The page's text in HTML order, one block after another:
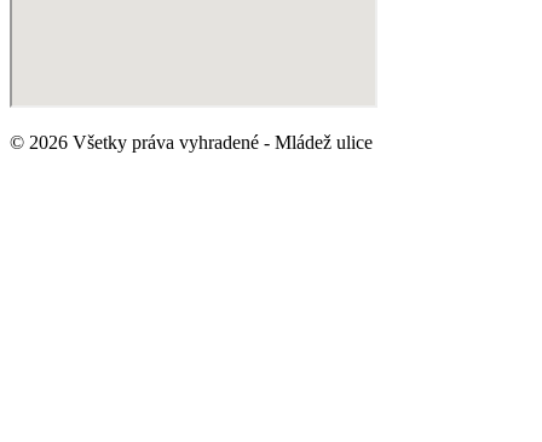
© 2026 Všetky práva vyhradené - Mládež ulice